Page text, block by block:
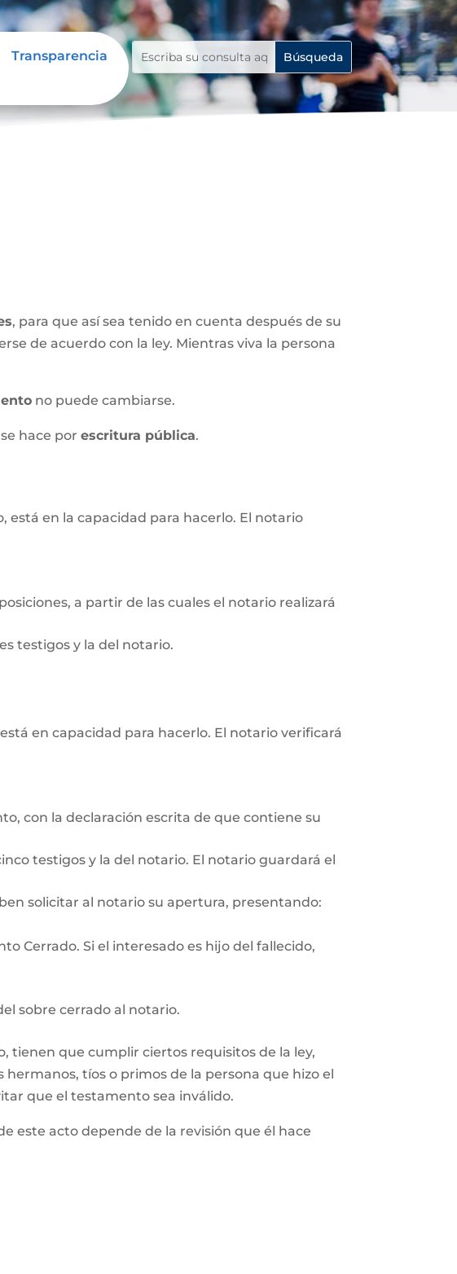
Transparencia
, para que así sea tenido en cuenta después de su
de acuerdo con la ley. Mientras viva la persona
no puede cambiarse.
hace porescritura pública.
está en la capacidad para hacerlo. El notario
a partir de las cuales el notario realizará
testigos y la del notario.
en capacidad para hacerlo. El notario verificará
con la declaración escrita de que contiene su
testigos y la del notario. El notario guardará el
solicitar al notario su apertura, presentando:
Cerrado. Si el interesado es hijo del fallecido,
sobre cerrado al notario.
tienen que cumplir ciertos requisitos de la ley,
tíos o primos de la persona que hizo el
que el testamento sea inválido.
este acto depende de la revisión que él hace